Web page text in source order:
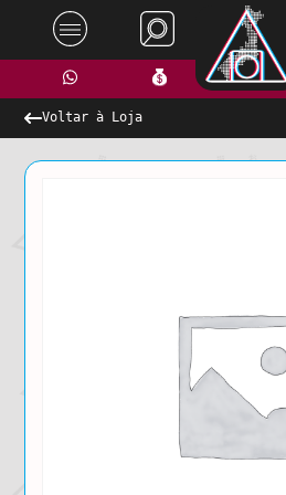
Voltar à Loja